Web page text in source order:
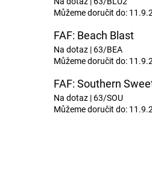
Můžeme doručit do:
FAF: Beach Blast
Na dotaz | 63/BEA
Můžeme doručit do:
FAF: Southern
Na dotaz | 63/SOU
Můžeme doručit do: